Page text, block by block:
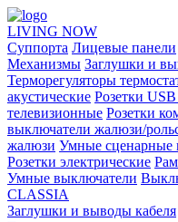
LIVING NOW
Суппорта Лицевые панели
Механизмы Заглушки и
Терморегуляторы
акустические Розетки
телевизионные Розетки
выключатели жалюзи/
жалюзи Умные сценарные
Розетки электрические
Умные выключатели
CLASSIA
Заглушки и выводы кабеля